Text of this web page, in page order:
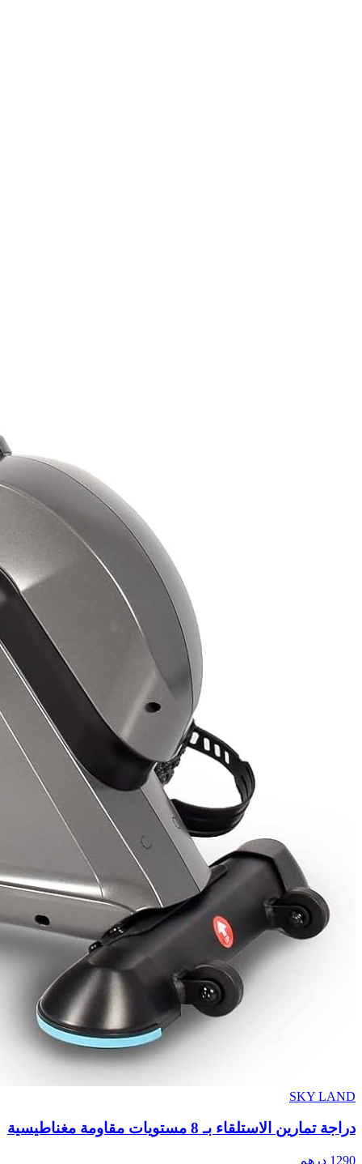
SKY LAND
دراجة تمارين الاستلقاء بـ 8 مستويات مقاومة مغناطيسية
1290 درهم